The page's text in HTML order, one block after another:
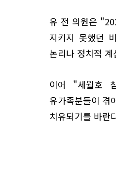
유 전 의원은
지키지 못했던
논리나 정치적
이어 "세월호
유가족분들이 겪
치유되기를 바란